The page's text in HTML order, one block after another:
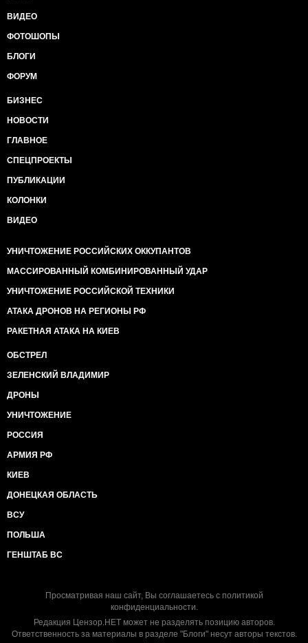
ВИДЕО
ФОТОШОПЫ
БЛОГИ
ФОРУМ
БИЗНЕС
НОВОСТИ
ГЛАВНОЕ
СПЕЦПРОЕКТЫ
ПУБЛИКАЦИИ
КОЛОНКИ
ВИДЕО
УНИЧТОЖЕНИЕ РОССИЙСКИХ ОККУПАНТОВ
МАССИРОВАННЫЙ КОМБИНИРОВАННЫЙ УДАР
УНИЧТОЖЕНИЕ РОССИЙСКОЙ ТЕХНИКИ
АТАКА ДРОНОВ НА РЕГИОНЫ РФ
РАКЕТНАЯ АТАКА НА КИЕВ
ОБСТРЕЛ
ЗЕЛЕНСКИЙ ВЛАДИМИР
ДРОНЫ
УНИЧТОЖЕНИЕ
РОССИЯ
АРМИЯ РФ
КИЕВ
ДОНЕЦКАЯ ОБЛАСТЬ
ВСУ
ПОЛЬША
ГЕНШТАБ ВС
Просматривая наш сайт, Вы соглашаетесь с политикой
конфиденциальности.
Редакция Цензор.НЕТ может не разделять позицию авторов.
Ответственность за материалы в разделе "Блоги" несут авторы текстов.